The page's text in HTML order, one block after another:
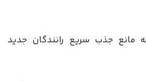
مانع جذب سریع رانندگان جدید